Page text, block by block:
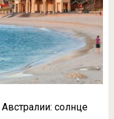
солнце